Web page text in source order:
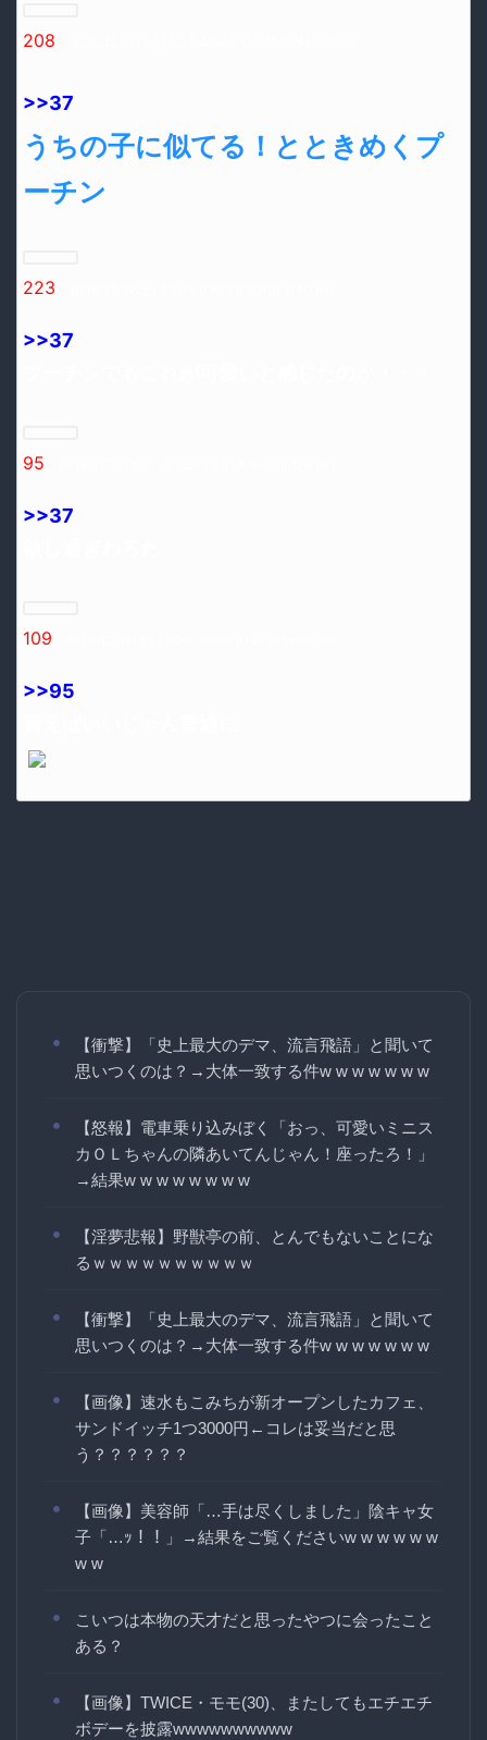
208
>>37
うちの子に似てる！とときめくプ
ーチン
223
>>37
95
>>37
109
>>95
【衝撃】「史上最大のデマ、流言飛語」と聞いて
思いつくのは？→大体一致する件w w w w w w w
【怒報】電車乗り込みぼく「おっ、可愛いミニス
カＯＬちゃんの隣あいてんじゃん！座ったろ！」
→結果w w w w w w w w
【淫夢悲報】野獣亭の前、とんでもないことにな
るｗｗｗｗｗｗｗｗｗｗ
【衝撃】「史上最大のデマ、流言飛語」と聞いて
思いつくのは？→大体一致する件w w w w w w w
【画像】速水もこみちが新オープンしたカフェ、
サンドイッチ1つ3000円←コレは妥当だと思
う？？？？？？
【画像】美容師「…手は尽くしました」陰キャ女
子「…ｯ！！」→結果をご覧くださいw w w w w w
w w
こいつは本物の天才だと思ったやつに会ったこと
ある？
【画像】TWICE・モモ(30)、またしてもエチエチ
ボデーを披露wwwwwwwwww